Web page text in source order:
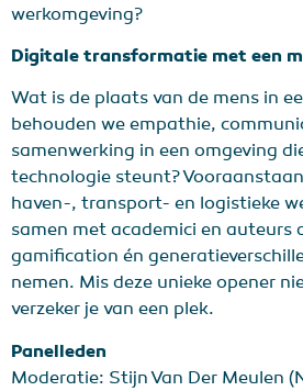
werkomgeving?
Digitale transformatie met een
Wat is de plaats van de mens in
behouden we empathie,
samenwerking in een omgeving
technologie steunt?
haven-, transport- en logistieke
samen met academici en auteurs
gamification én
nemen. Mis deze unieke opener
verzeker je van een plek.
Panelleden
Moderatie: Stijn Van Der Meulen